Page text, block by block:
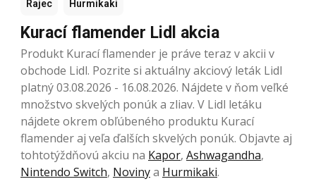
Rajec Hurmikaki
Kurací flamender Lidl akcia
Produkt Kurací flamender je práve teraz v akcii v
obchode Lidl. Pozrite si aktuálny akciový leták Lidl
platný 03.08.2026 - 16.08.2026. Nájdete v ňom veľké
množstvo skvelých ponúk a zliav. V Lidl letáku
nájdete okrem obľúbeného produktu Kurací
flamender aj veľa ďalších skvelých ponúk. Objavte aj
tohtotýždňovú akciu na Kapor, Ashwagandha,
Nintendo Switch, Novinya Hurmikaki.